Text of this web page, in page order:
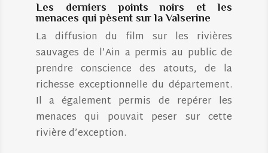
Les derniers points noirs et les
menaces qui pèsent sur la Valserine
La diffusion du film sur les rivières
sauvages de l’Ain a permis au public de
prendre conscience des atouts, de la
richesse exceptionnelle du département.
Il a également permis de repérer les
menaces qui pouvait peser sur cette
rivière d’exception.